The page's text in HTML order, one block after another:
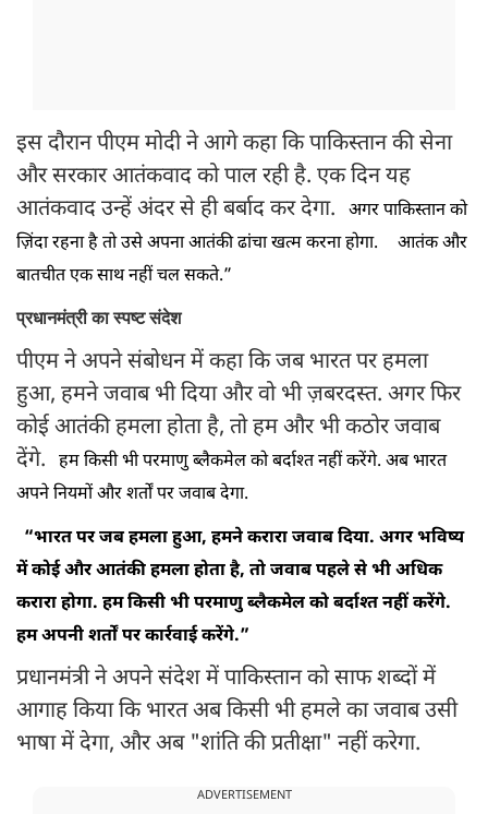
इस दौरान पीएम मोदी ने आगे कहा कि पाकिस्तान की सेना
और सरकार आतंकवाद को पाल रही है. एक दिन यह
आतंकवाद उन्हें अंदर से ही बर्बाद कर देगा.
अगर पाकिस्तान को
ज़िंदा रहना है तो उसे अपना आतंकी ढांचा खत्म करना होगा.
आतंक और
बातचीत एक साथ नहीं चल सकते.”
प्रधानमंत्री का स्पष्ट संदेश
पीएम ने अपने संबोधन में कहा कि जब भारत पर हमला
हुआ, हमने जवाब भी दिया और वो भी ज़बरदस्त. अगर फिर
कोई आतंकी हमला होता है, तो हम और भी कठोर जवाब
देंगे.
हम किसी भी परमाणु ब्लैकमेल को बर्दाश्त नहीं करेंगे. अब भारत
अपने नियमों और शर्तों पर जवाब देगा.
“भारत पर जब हमला हुआ, हमने करारा जवाब दिया. अगर भविष्य
में कोई और आतंकी हमला होता है, तो जवाब पहले से भी अधिक
करारा होगा. हम किसी भी परमाणु ब्लैकमेल को बर्दाश्त नहीं करेंगे.
हम अपनी शर्तों पर कार्रवाई करेंगे.”
प्रधानमंत्री ने अपने संदेश में पाकिस्तान को साफ शब्दों में
आगाह किया कि भारत अब किसी भी हमले का जवाब उसी
भाषा में देगा, और अब "शांति की प्रतीक्षा" नहीं करेगा.
ADVERTISEMENT